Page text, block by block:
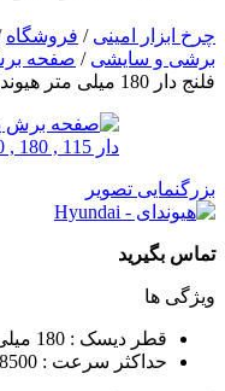
چرخ ابزار امینی / فروشگاه
برشی و سایشی / صفحه
فلنج دار 180 میلی متر هیوندای مدل HC180-PB
بزرگنمایی تصویر
تماس بگیرید
ویژگی ها
قطر دیسک : 180 میلی متر
حداکثر سرعت : 8500 دور در دقیقه